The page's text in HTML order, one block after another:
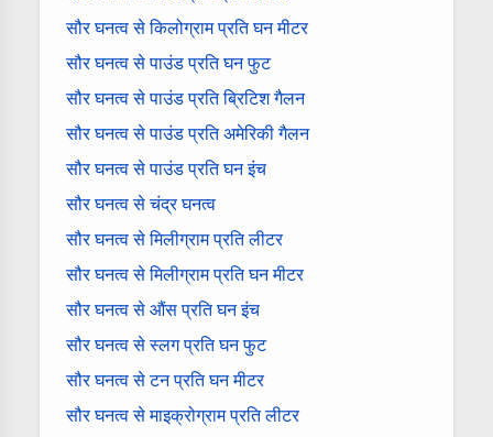
सौर घनत्व से किलोग्राम प्रति घन मीटर
सौर घनत्व से पाउंड प्रति घन फुट
सौर घनत्व से पाउंड प्रति ब्रिटिश गैलन
सौर घनत्व से पाउंड प्रति अमेरिकी गैलन
सौर घनत्व से पाउंड प्रति घन इंच
सौर घनत्व से चंद्र घनत्व
सौर घनत्व से मिलीग्राम प्रति लीटर
सौर घनत्व से मिलीग्राम प्रति घन मीटर
सौर घनत्व से औंस प्रति घन इंच
सौर घनत्व से स्लग प्रति घन फुट
सौर घनत्व से टन प्रति घन मीटर
सौर घनत्व से माइक्रोग्राम प्रति लीटर